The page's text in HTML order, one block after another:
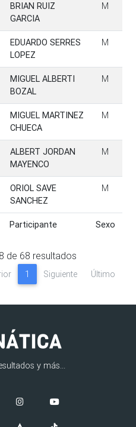
Participante Sexo
BRIAN RUIZ
GARCIA
M
EDUARDO SERRES
LOPEZ
M
MIGUEL ALBERTI
BOZAL
M
MIGUEL MARTINEZ
CHUECA
M
ALBERT JORDAN
MAYENCO
M
ORIOL SAVE
SANCHEZ
M
Participante Sexo
de 68 resultados
1 Siguiente Último
y más...